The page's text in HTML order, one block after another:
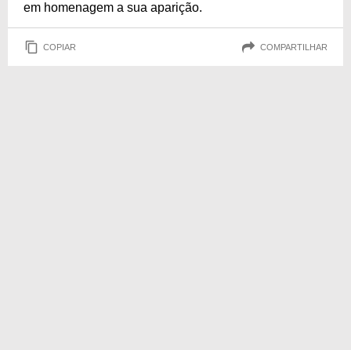
em homenagem a sua aparição.
COPIAR COMPARTILHAR